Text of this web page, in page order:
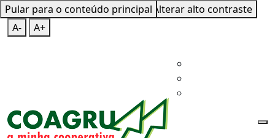
Pular para o conteúdo principal
Mapa do SiteTeclas de Atalho
Alterar alto contraste
A-
A+